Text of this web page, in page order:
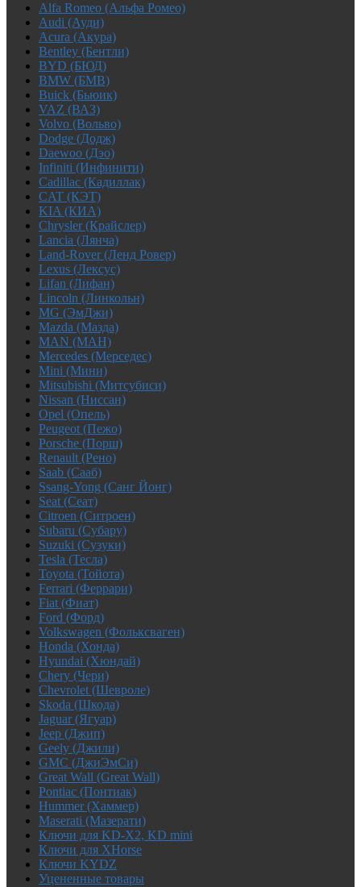
Alfa Romeo (Альфа Ромео)
Audi (Ауди)
Acura (Акура)
Bentley (Бентли)
BYD (БЮД)
BMW (БМВ)
Buick (Бьюик)
VAZ (ВАЗ)
Volvo (Вольво)
Dodge (Додж)
Daewoo (Дэо)
Infiniti (Инфинити)
Cadillac (Кадиллак)
CAT (КЭТ)
KIA (КИА)
Chrysler (Крайслер)
Lancia (Лянча)
Land-Rover (Ленд Ровер)
Lexus (Лексус)
Lifan (Лифан)
Lincoln (Линкольн)
MG (ЭмДжи)
Mazda (Мазда)
MAN (МАН)
Mercedes (Мерседес)
Mini (Мини)
Mitsubishi (Митсубиси)
Nissan (Ниссан)
Opel (Опель)
Peugeot (Пежо)
Porsche (Порш)
Renault (Рено)
Saab (Сааб)
Ssang-Yong (Санг Йонг)
Seat (Сеат)
Citroen (Ситроен)
Subaru (Субару)
Suzuki (Сузуки)
Tesla (Тесла)
Toyota (Тойота)
Ferrari (Феррари)
Fiat (Фиат)
Ford (Форд)
Volkswagen (Фольксваген)
Honda (Хонда)
Hyundai (Хюндай)
Chery (Чери)
Chevrolet (Шевроле)
Skoda (Шкода)
Jaguar (Ягуар)
Jeep (Джип)
Geely (Джили)
GMC (ДжиЭмСи)
Great Wall (Great Wall)
Pontiac (Понтиак)
Hummer (Хаммер)
Maserati (Мазерати)
Ключи для KD-X2, KD mini
Ключи для XHorse
Ключи KYDZ
Уцененные товары